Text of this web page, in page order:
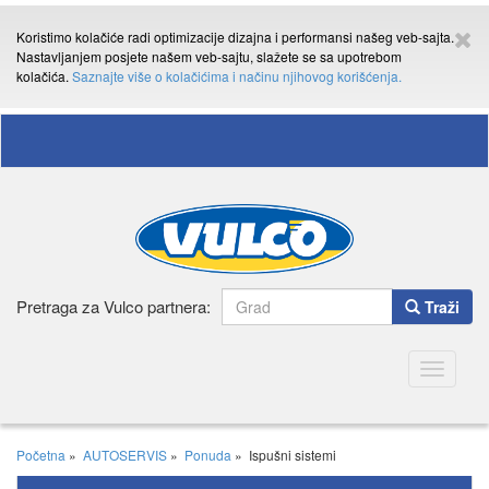
Koristimo kolačiće radi optimizacije dizajna i performansi našeg veb-sajta.
Nastavljanjem posjete našem veb-sajtu, slažete se sa upotrebom
kolačića. Saznajte više o kolačićima i načinu njihovog korišćenja.
Pretraga za Vulco partnera: Traži
Toggle
Početna » AUTOSERVIS » Ponuda » Ispušni sistemi